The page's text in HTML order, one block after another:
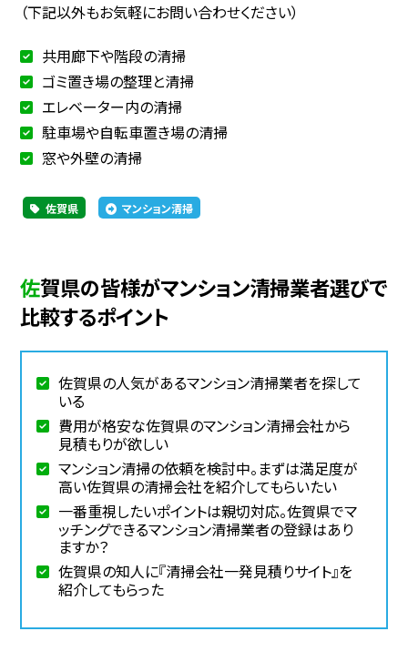
（下記以外もお気軽にお問い合わせください）
共用廊下や階段の清掃
ゴミ置き場の整理と清掃
エレベーター内の清掃
駐車場や自転車置き場の清掃
窓や外壁の清掃
佐賀県 マンション清掃
佐賀県の皆様がマンション清掃業者選びで
比較するポイント
佐賀県の人気があるマンション清掃業者を探して
いる
費用が格安な佐賀県のマンション清掃会社から
見積もりが欲しい
マンション清掃の依頼を検討中。まずは満足度が
高い佐賀県の清掃会社を紹介してもらいたい
一番重視したいポイントは親切対応。佐賀県でマ
ッチングできるマンション清掃業者の登録はあり
ますか？
佐賀県の知人に『清掃会社一発見積りサイト』を
紹介してもらった